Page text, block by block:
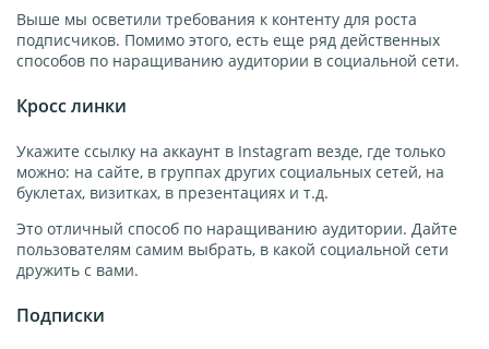
Выше мы осветили требования к контенту для роста
подписчиков. Помимо этого, есть еще ряд действенных
способов по наращиванию аудитории в социальной сети.
Кросс линки
Укажите ссылку на аккаунт в Instagram везде, где только
можно: на сайте, в группах других социальных сетей, на
буклетах, визитках, в презентациях и т.д.
Это отличный способ по наращиванию аудитории. Дайте
пользователям самим выбрать, в какой социальной сети
дружить с вами.
Подписки